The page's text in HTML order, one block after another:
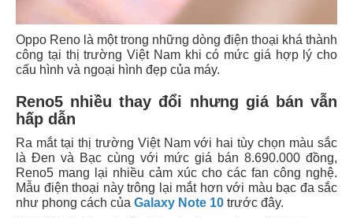
Oppo Reno là một trong những dòng điện thoại khá thành
công tại thị trường Việt Nam khi có mức giá hợp lý cho
cấu hình và ngoại hình đẹp của máy.
Reno5 nhiều thay đổi nhưng giá bán vẫn
hấp dẫn
Ra mắt tại thị trường Việt Nam với hai tùy chọn màu sắc
là Đen và Bạc cùng với mức giá bán 8.690.000 đồng,
Reno5 mang lại nhiều cảm xúc cho các fan công nghệ.
Mẫu điện thoại này trông lại mắt hơn với màu bạc đa sắc
như phong cách của Galaxy Note 10 trước đây.